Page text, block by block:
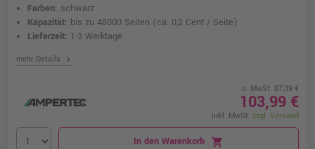
Farben: schwarz
Kapazität: bis zu 48000 Seiten (ca. 0,2 Cent / Seite)
Lieferzeit: 1-3 Werktage
mehr Details chevron_right
o. MwSt. 87,39 €
103,99 €
inkl. MwSt. zzgl. Versand
In den Warenkorb shopping_cart